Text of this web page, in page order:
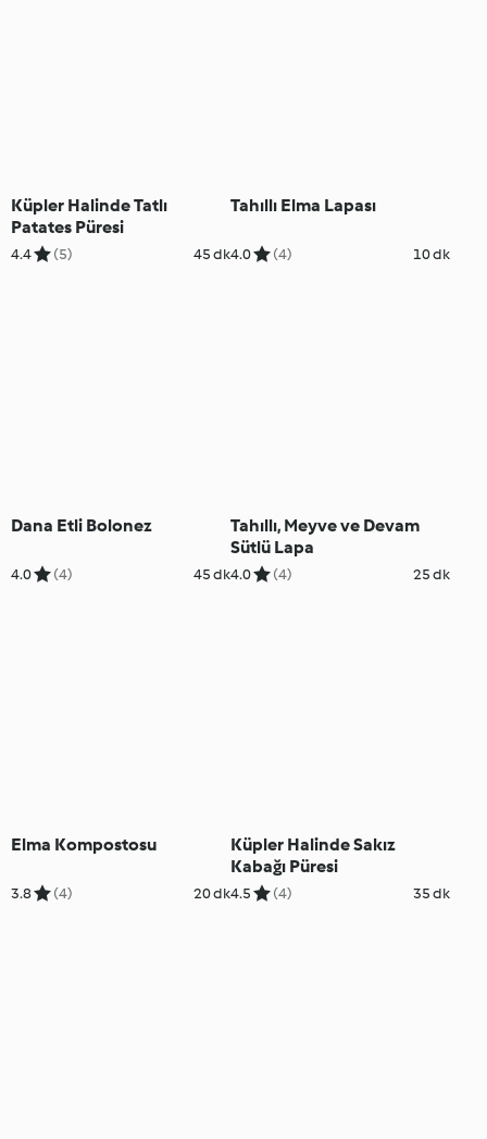
Küpler Halinde Tatlı
Patates Püresi
4.4 (5) 45 dk
Tahıllı Elma Lapası
4.0 (4) 10 dk
Dana Etli Bolonez
4.0 (4) 45 dk
Tahıllı, Meyve ve Devam
Sütlü Lapa
4.0 (4) 25 dk
Elma Kompostosu
3.8 (4) 20 dk
Küpler Halinde Sakız
Kabağı Püresi
4.5 (4) 35 dk